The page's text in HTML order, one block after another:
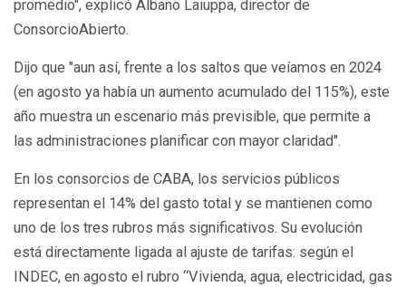
promedio", explicó Albano Laiuppa, director de
ConsorcioAbierto.
Dijo que "aun así, frente a los saltos que veíamos en 2024
(en agosto ya había un aumento acumulado del 115%), este
año muestra un escenario más previsible, que permite a
las administraciones planificar con mayor claridad".
En los consorcios de CABA, los servicios públicos
representan el 14% del gasto total y se mantienen como
uno de los tres rubros más significativos. Su evolución
está directamente ligada al ajuste de tarifas: según el
INDEC, en agosto el rubro “Vivienda, agua, electricidad, gas